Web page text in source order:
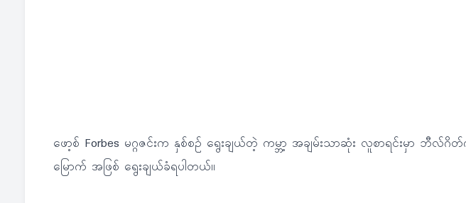
ဖော့စ် Forbes မဂ္ဂဇင်းက နှစ်စဉ် ရွေးချယ်တဲ့ ကမ္ဘာ့ အချမ်းသာဆုံး လူစာရင်းမှာ ဘီလ်
မြောက် အဖြစ် ရွေးချယ်ခံရပါတယ်။